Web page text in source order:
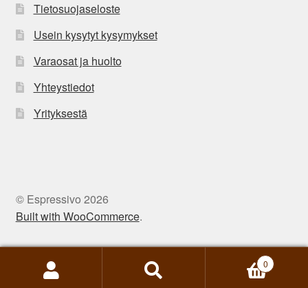
Tietosuojaseloste
Usein kysytyt kysymykset
Varaosat ja huolto
Yhteystiedot
Yrityksestä
© Espressivo 2026
Built with WooCommerce.
0